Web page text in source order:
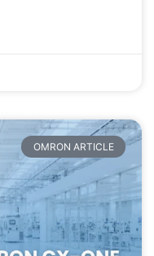
OMRON ARTICLE